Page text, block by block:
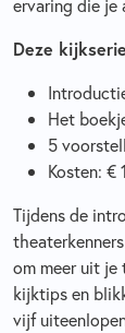
ervaring die je
Deze
Het
5
Kosten: €
Tijdens de
om meer uit
kijktips en
vijf